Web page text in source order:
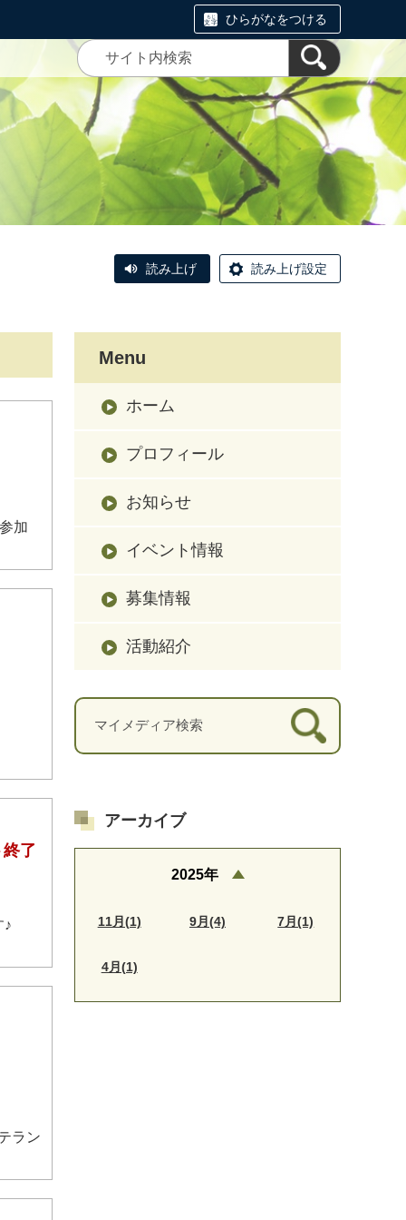
ひらがなをつける
読み上げ 読み上げ設定
加
了
♪
ラン
Menu
ホーム
プロフィール
お知らせ
イベント情報
募集情報
活動紹介
アーカイブ
2025年
11月(1) 9月(4) 7月(1)
4月(1)